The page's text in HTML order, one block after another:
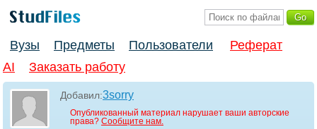
Вузы Предметы Пользователи
Реферат
AI
Заказать работу
Добавил:3sorry
Опубликованный материал нарушает ваши авторские
права? Сообщите нам.